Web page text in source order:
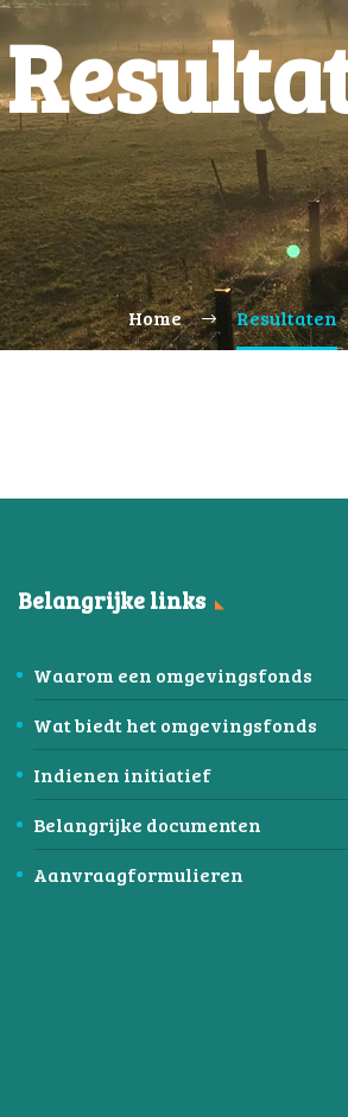
Home Resultaten
Belangrijke links
Waarom een omgevingsfonds
Wat biedt het omgevingsfonds
Indienen initiatief
Belangrijke documenten
Aanvraagformulieren